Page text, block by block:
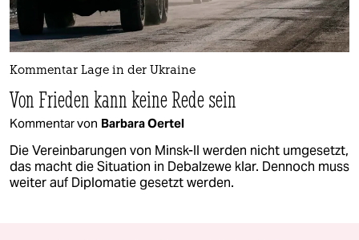
Kommentar Lage in der Ukraine
Von Frieden kann keine Rede sein
Kommentar von Barbara Oertel
Die Vereinbarungen von Minsk-II werden nicht umgesetzt,
das macht die Situation in Debalzewe klar. Dennoch muss
weiter auf Diplomatie gesetzt werden.